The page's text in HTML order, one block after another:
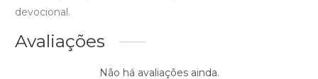
devocional.
Avaliações
Não há avaliações ainda.